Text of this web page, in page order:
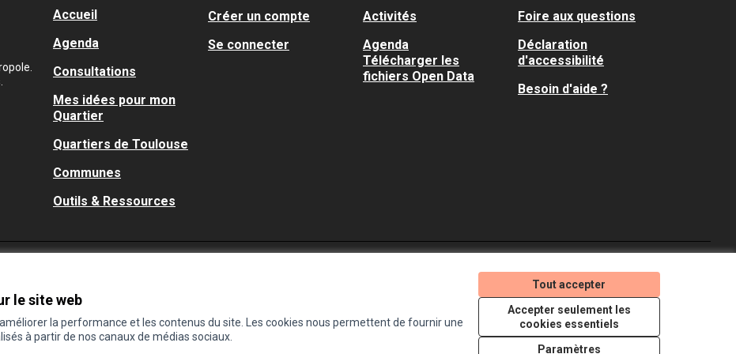
le site web
la performance et les contenus du site. Les cookies nous permettent de fournir une
à partir de nos canaux de médias sociaux.
Tout accepter
Accepter seulement les
cookies essentiels
Paramètres
Accueil
Agenda
Consultations
Mes idées pour mon
Quartier
Quartiers de Toulouse
Communes
Outils & Ressources
Créer un compte
Se connecter
Activités
Agenda
Télécharger les
fichiers Open Data
Foire aux questions
Déclaration
d'accessibilité
Besoin d'aide ?
(Lien externe)
(Lien externe)
(Lien externe)
Licence Creative
(Lien externe)